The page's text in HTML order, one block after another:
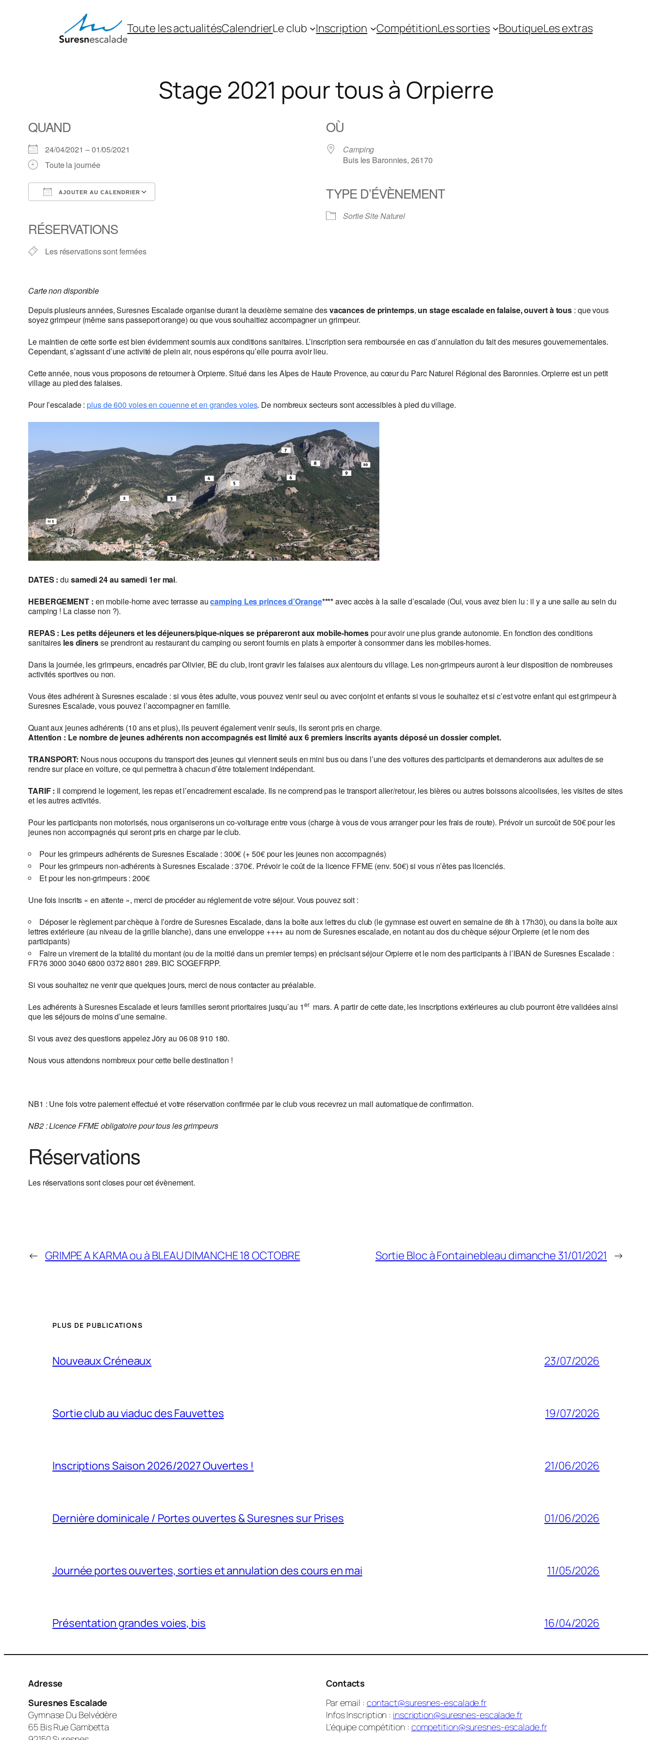
Toute les actualitésCalendrierLe club Inscription CompétitionLes sorties BoutiqueLes extras
Stage 2021 pour tous à Orpierre
QUAND
24/04/2021 – 01/05/2021
Toute la journée
AJOUTER AU CALENDRIER
RÉSERVATIONS
Les réservations sont fermées
OÙ
Camping
Buis les Baronnies, 26170
TYPE D’ÉVÈNEMENT
Sortie Site Naturel
Carte non disponible
Depuis plusieurs années, Suresnes Escalade organise durant la deuxième semaine desvacances de printemps, un stage escalade en falaise, ouvert à tous : que vous
soyez grimpeur (même sans passeport orange) ou que vous souhaitiez accompagner un grimpeur.
Le maintien de cette sortie est bien évidemment soumis aux conditions sanitaires. L’inscription sera remboursée en cas d’annulation du fait des mesures gouvernementales.
Cependant, s’agissant d’une activité de plein air, nous espérons qu’elle pourra avoir lieu.
Cette année, nous vous proposons de retourner à Orpierre. Situé dans les Alpes de Haute Provence, au cœur du Parc Naturel Régional des Baronnies. Orpierre est un petit
village au pied des falaises.
Pour l’escalade :plus de 600 voies en couenne et en grandes voies. De nombreux secteurs sont accessibles à pied du village.
DATES : du samedi 24 au samedi 1er mai.
HEBERGEMENT : en mobile-home avec terrasse aucamping Les princes d’Orange****avec accès à la salle d’escalade (Oui, vous avez bien lu : il y a une salle au sein du
camping ! La classe non ?).
REPAS : Les petits déjeuners et les déjeuners/pique-niques se prépareront aux mobile-homespour avoir une plus grande autonomie. En fonction des conditions
sanitaires les dînersse prendront au restaurant du camping ou seront fournis en plats à emporter à consommer dans les mobiles-homes.
Dans la journée, les grimpeurs, encadrés par Olivier, BE du club, iront gravir les falaises aux alentours du village. Les non-grimpeurs auront à leur disposition de nombreuses
activités sportives ou non.
Vous êtes adhérent à Suresnes escalade : si vous êtes adulte, vous pouvez venir seul ou avec conjoint et enfants si vous le souhaitez et si c’est votre enfant qui est grimpeur à
Suresnes Escalade, vous pouvez l’accompagner en famille.
Quant aux jeunes adhérents (10 ans et plus), ils peuvent également venir seuls, ils seront pris en charge.
Attention : Le nombre de jeunes adhérents non accompagnés est limité aux 6 premiers inscrits ayants déposé un dossier complet.
TRANSPORT: Nous nous occupons du transport des jeunes qui viennent seuls en mini bus ou dans l’une des voitures des participants et demanderons aux adultes de se
rendre sur place en voiture, ce qui permettra à chacun d’être totalement indépendant.
TARIF : Il comprend le logement, les repas et l’encadrement escalade. Ils ne comprend pas le transport aller/retour, les bières ou autres boissons alcoolisées, les visites de sites
et les autres activités.
Pour les participants non motorisés, nous organiserons un co-voiturage entre vous (charge à vous de vous arranger pour les frais de route). Prévoir un surcoût de 50€ pour les
jeunes non accompagnés qui seront pris en charge par le club.
Pour les grimpeurs adhérents de Suresnes Escalade : 300€ (+ 50€ pour les jeunes non accompagnés)
Pour les grimpeurs non-adhérents à Suresnes Escalade : 370€. Prévoir le coût de la licence FFME (env. 50€) si vous n’êtes pas licenciés.
Et pour les non-grimpeurs : 200€
Une fois inscrits « en attente », merci de procéder au réglement de votre séjour. Vous pouvez soit :
Déposer le règlement par chèque à l’ordre de Suresnes Escalade, dans la boîte aux lettres du club (le gymnase est ouvert en semaine de 8h à 17h30), ou dans la boîte aux
lettres extérieure (au niveau de la grille blanche), dans une enveloppe ++++ au nom de Suresnes escalade, en notant au dos du chèque séjour Orpierre (et le nom des
participants)
Faire un virement de la totalité du montant (ou de la moitié dans un premier temps) en précisant séjour Orpierre et le nom des participants à l’IBAN de Suresnes Escalade :
FR76 3000 3040 6800 0372 8801 289. BIC SOGEFRPP.
Si vous souhaitez ne venir que quelques jours, merci de nous contacter au préalable.
Les adhérents à Suresnes Escalade et leurs familles seront prioritaires jusqu’au 1ermars. A partir de cette date, les inscriptions extérieures au club pourront être validées ainsi
que les séjours de moins d’une semaine.
Si vous avez des questions appelez Jöry au 06 08 910 180.
Nous vous attendons nombreux pour cette belle destination !
NB1 : Une fois votre paiement effectué et votre réservation confirmée par le club vous recevrez un mail automatique de confirmation.
NB2 : Licence FFME obligatoire pour tous les grimpeurs
Réservations
Les réservations sont closes pour cet évènement.
← GRIMPE A KARMA ou à BLEAU DIMANCHE 18 OCTOBRE Sortie Bloc à Fontainebleau dimanche 31/01/2021 →
PLUS DE PUBLICATIONS
Nouveaux Créneaux 23/07/2026
Sortie club au viaduc des Fauvettes 19/07/2026
Inscriptions Saison 2026/2027 Ouvertes ! 21/06/2026
Dernière dominicale / Portes ouvertes & Suresnes sur Prises 01/06/2026
Journée portes ouvertes, sorties et annulation des cours en mai 11/05/2026
Présentation grandes voies, bis 16/04/2026
Adresse
Suresnes Escalade
Gymnase Du Belvédère
65 Bis Rue Gambetta
Contacts
Par email : contact@suresnes-escalade.fr
Infos Inscription : inscription@suresnes-escalade.fr
L’équipe compétition : competition@suresnes-escalade.fr